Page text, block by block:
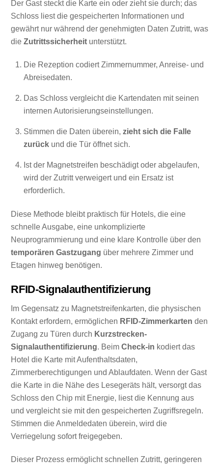
Der Gast steckt die Karte ein oder zieht sie durch; das
Schloss liest die gespeicherten Informationen und
gewährt nur während der genehmigten Daten Zutritt, was
dieZutrittssicherheit unterstützt.
Die Rezeption codiert Zimmernummer, Anreise- und
Abreisedaten.
Das Schloss vergleicht die Kartendaten mit seinen
internen Autorisierungseinstellungen.
Stimmen die Daten überein, zieht sich die Falle
zurück und die Tür öffnet sich.
Ist der Magnetstreifen beschädigt oder abgelaufen,
wird der Zutritt verweigert und ein Ersatz ist
erforderlich.
Diese Methode bleibt praktisch für Hotels, die eine
schnelle Ausgabe, eine unkomplizierte
Neuprogrammierung und eine klare Kontrolle über den
temporären Gastzugang über mehrere Zimmer und
Etagen hinweg benötigen.
RFID-Signalauthentifizierung
Im Gegensatz zu Magnetstreifenkarten, die physischen
Kontakt erfordern, ermöglichen RFID-Zimmerkarten den
Zugang zu Türen durch Kurzstrecken-
Signalauthentifizierung. BeimCheck-in kodiert das
Hotel die Karte mit Aufenthaltsdaten,
Zimmerberechtigungen und Ablaufdaten. Wenn der Gast
die Karte in die Nähe des Lesegeräts hält, versorgt das
Schloss den Chip mit Energie, liest die Kennung aus
und vergleicht sie mit den gespeicherten Zugriffsregeln.
Stimmen die Anmeldedaten überein, wird die
Verriegelung sofort freigegeben.
Dieser Prozess ermöglicht schnellen Zutritt, geringeren